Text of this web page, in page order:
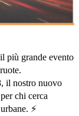
più grande evento
il nostro nuovo
chi cerca
⚡️